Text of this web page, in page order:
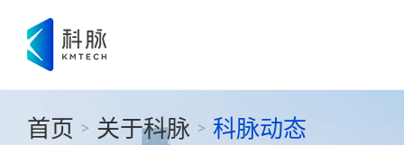
首页 > 关于科脉 > 科脉动态